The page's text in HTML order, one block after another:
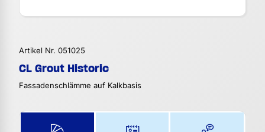
Artikel Nr. 051025
CL Grout Historic
Fassadenschlämme auf Kalkbasis